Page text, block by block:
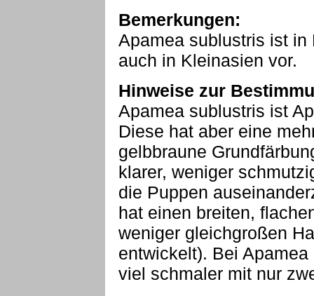
Bemerkungen:
Apamea sublustris ist in
auch in Kleinasien vor.
Hinweise zur
Apamea sublustris ist
Diese hat aber eine
gelbbraune
klarer, weniger
die Puppen
hat einen breiten,
weniger gleichgroßen
entwickelt). Bei
viel schmaler mit nur